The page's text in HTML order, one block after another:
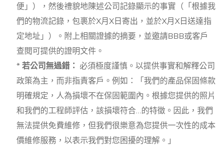
便」），然後禮貌地陳述公司記錄顯示的事實（「根據我
們的物流記錄，包裹於X月X日寄出，並於X月X日送達指
定地址」）。附上相關證據的摘要，並邀請BBB或客戶
查閱可提供的證明文件。
*若公司無過錯： 必須極度謹慎。以提供事實和解釋公司
政策為主，而非指責客戶。例如：「我們的產品保固條款
明確規定，人為損壞不在保固範圍內。根據您提供的照片
和我們的工程師評估，該損壞符合…的特徵。因此，我們
無法提供免費維修，但我們很樂意為您提供一次性的成本
價維修服務，以表示我們對您困擾的理解。」